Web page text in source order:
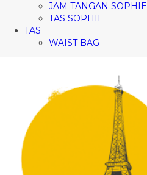
JAM TANGAN SOPHIE
TAS SOPHIE
TAS
WAIST BAG